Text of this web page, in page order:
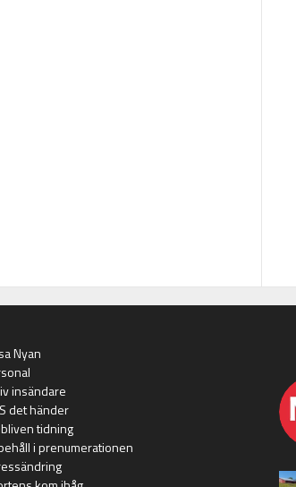
Nyan
insändare
det händer
tidning
i prenumerationen